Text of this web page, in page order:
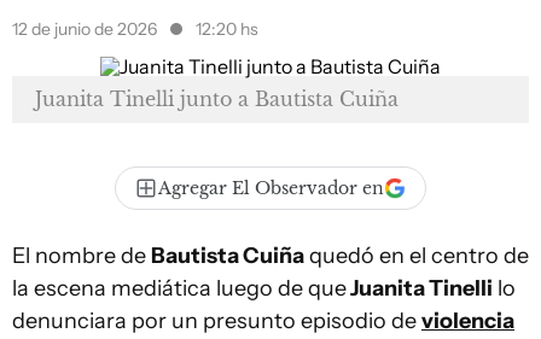
12 de junio de 2026 12:20 hs
Juanita Tinelli junto a Bautista Cuiña
Agregar El Observador en
El nombre de Bautista Cuiñaquedó en el centro de
la escena mediática luego de queJuanita Tinelli lo
denunciara por un presunto episodio deviolencia